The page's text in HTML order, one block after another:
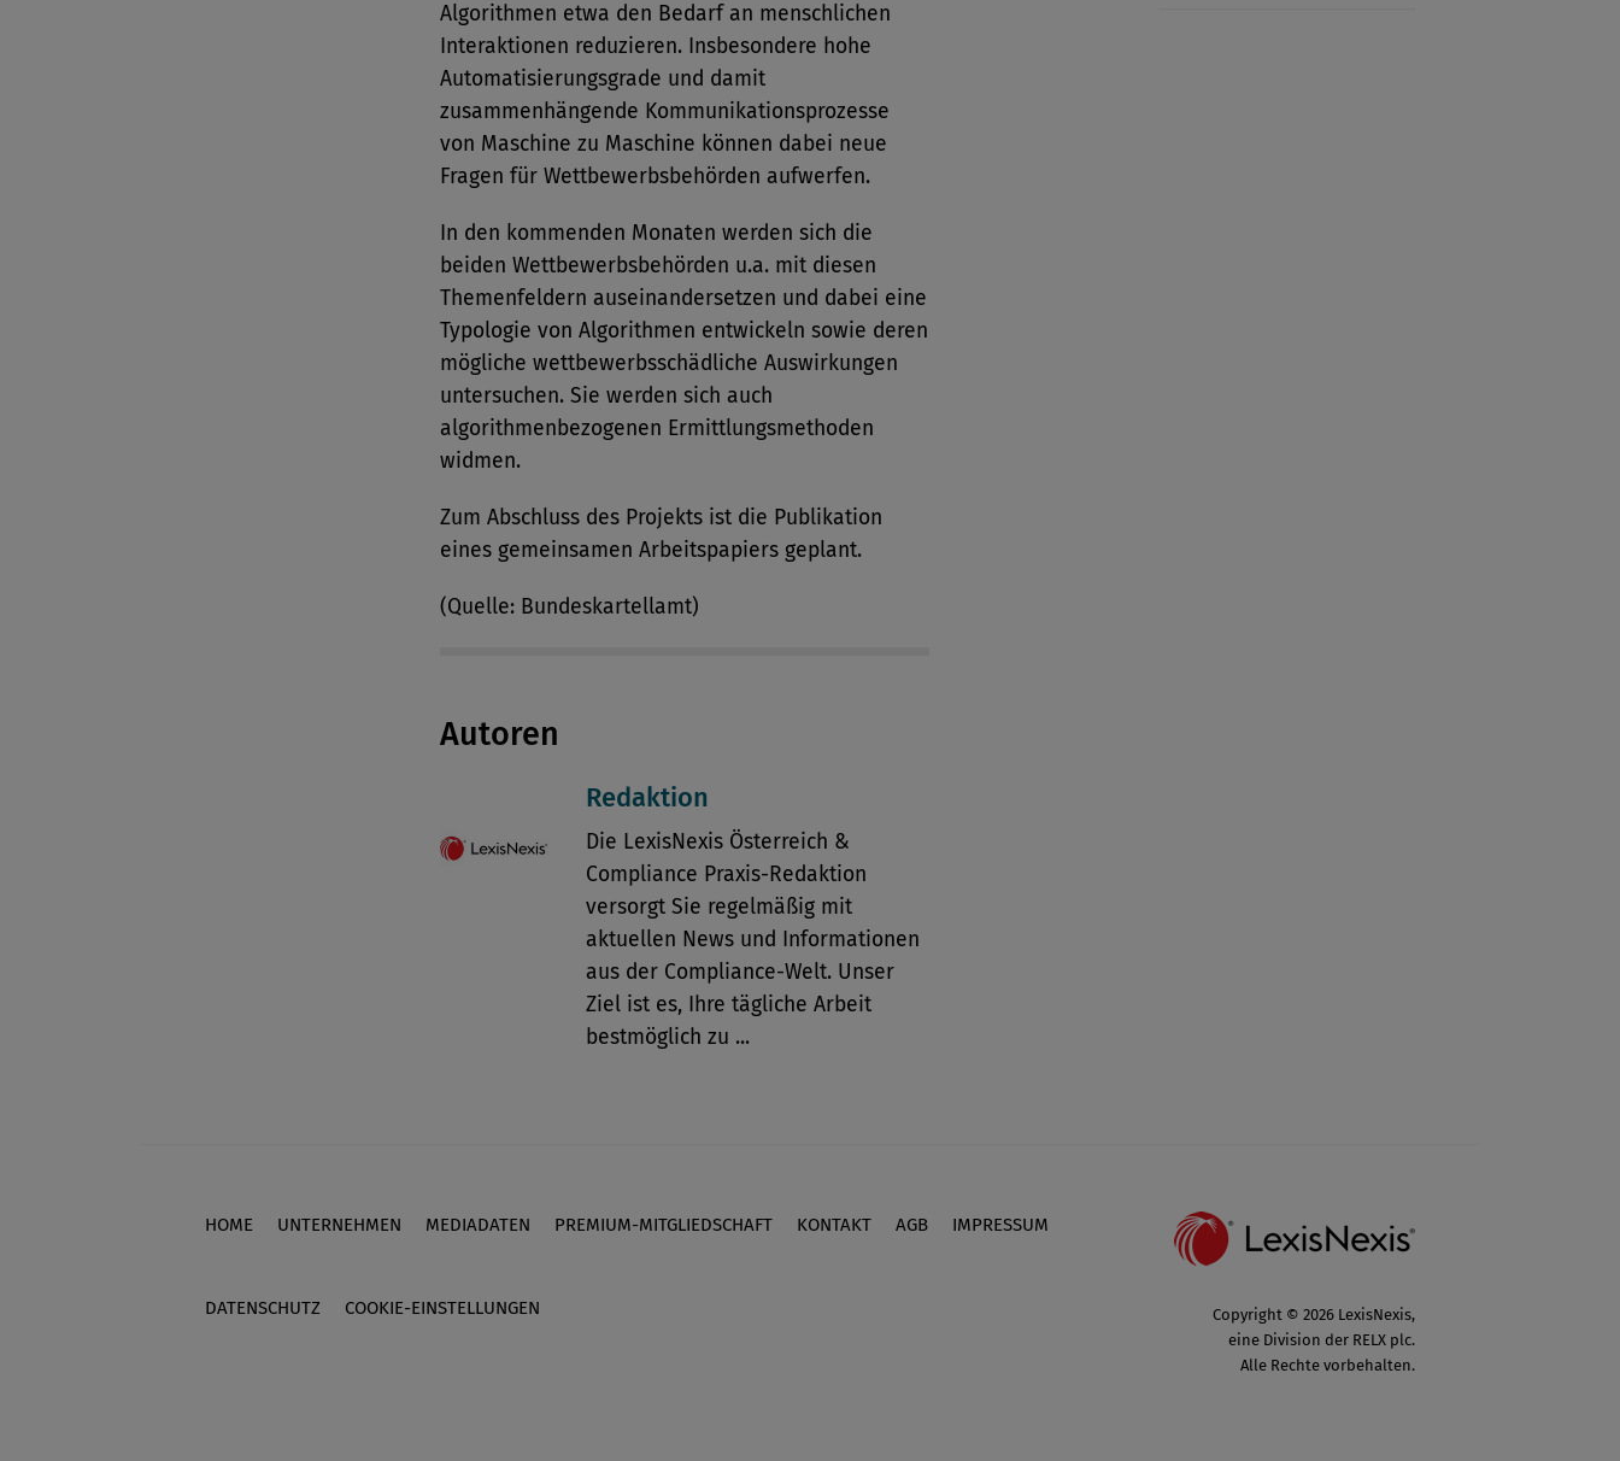
Algorithmen etwa den Bedarf an menschlichen
Interaktionen reduzieren. Insbesondere hohe
Automatisierungsgrade und damit
zusammenhängende Kommunikationsprozesse
von Maschine zu Maschine können dabei neue
Fragen für Wettbewerbsbehörden aufwerfen.
In den kommenden Monaten werden sich die
beiden Wettbewerbsbehörden u.a. mit diesen
Themenfeldern auseinandersetzen und dabei eine
Typologie von Algorithmen entwickeln sowie deren
mögliche wettbewerbsschädliche Auswirkungen
untersuchen. Sie werden sich auch
algorithmenbezogenen Ermittlungsmethoden
widmen.
Zum Abschluss des Projekts ist die Publikation
eines gemeinsamen Arbeitspapiers geplant.
(Quelle: Bundeskartellamt)
Autoren
Redaktion
Die LexisNexis Österreich &
Compliance Praxis-Redaktion
versorgt Sie regelmäßig mit
aktuellen News und Informationen
aus der Compliance-Welt. Unser
Ziel ist es, Ihre tägliche Arbeit
bestmöglich zu ...
Footer
HOME UNTERNEHMEN MEDIADATEN PREMIUM-MITGLIEDSCHAFT KONTAKT AGB IMPRESSUM
DATENSCHUTZ COOKIE-EINSTELLUNGEN
Copyright © 2026 LexisNexis,
eine Division der RELX plc.
Alle Rechte vorbehalten.